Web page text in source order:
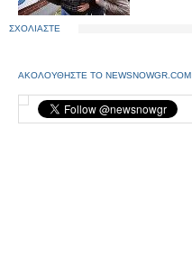
ΣΧΟΛΙΑΣΤΕ
ΑΚΟΛΟΥΘΗΣΤΕ ΤΟ NEWSNOWGR.COM